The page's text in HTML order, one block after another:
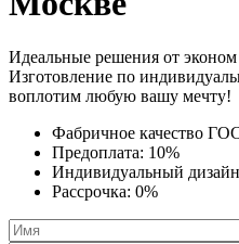
Идеальные решения от
Изготовление по
воплотим любую вашу мечту!
Фабричное качество
Предоплата: 10%
Индивидуальный
Рассрочка: 0%